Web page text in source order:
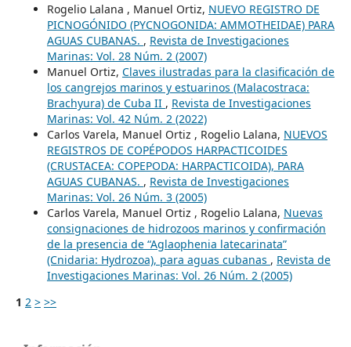
Rogelio Lalana , Manuel Ortiz, NUEVO REGISTRO DE
PICNOGÓNIDO (PYCNOGONIDA: AMMOTHEIDAE) PARA
AGUAS CUBANAS. , Revista de Investigaciones
Marinas: Vol. 28 Núm. 2 (2007)
Manuel Ortiz, Claves ilustradas para la clasificación de
los cangrejos marinos y estuarinos (Malacostraca:
Brachyura) de Cuba II , Revista de Investigaciones
Marinas: Vol. 42 Núm. 2 (2022)
Carlos Varela, Manuel Ortiz , Rogelio Lalana, NUEVOS
REGISTROS DE COPÉPODOS HARPACTICOIDES
(CRUSTACEA: COPEPODA: HARPACTICOIDA), PARA
AGUAS CUBANAS. , Revista de Investigaciones
Marinas: Vol. 26 Núm. 3 (2005)
Carlos Varela, Manuel Ortiz , Rogelio Lalana, Nuevas
consignaciones de hidrozoos marinos y confirmación
de la presencia de “Aglaophenia latecarinata”
(Cnidaria: Hydrozoa), para aguas cubanas , Revista de
Investigaciones Marinas: Vol. 26 Núm. 2 (2005)
1 2 > >>